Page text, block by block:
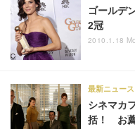
ゴールデ
2冠
2010.1.18
シネマカ
括！ お薦
最新ニュース